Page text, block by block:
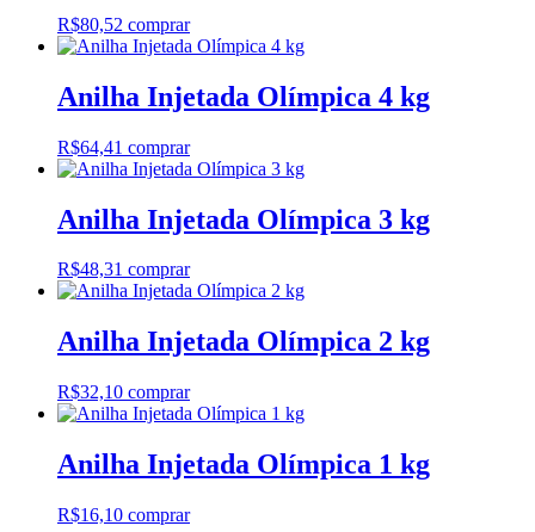
R$80,52 comprar
Anilha Injetada Olímpica 4 kg
R$64,41 comprar
Anilha Injetada Olímpica 3 kg
R$48,31 comprar
Anilha Injetada Olímpica 2 kg
R$32,10 comprar
Anilha Injetada Olímpica 1 kg
R$16,10 comprar